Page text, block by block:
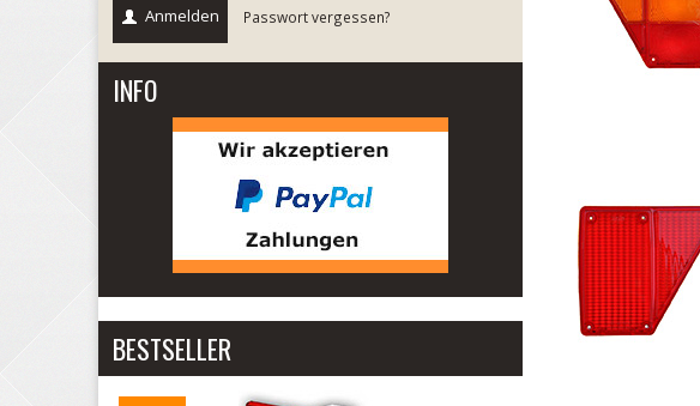
Anmelden Passwort vergessen?
INFO
BESTSELLER